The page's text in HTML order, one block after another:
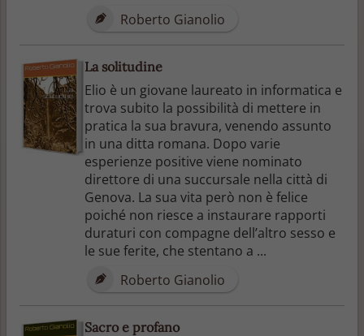
Roberto Gianolio
La solitudine
Elio è un giovane laureato in informatica e
trova subito la possibilità di mettere in
pratica la sua bravura, venendo assunto
in una ditta romana. Dopo varie
esperienze positive viene nominato
direttore di una succursale nella città di
Genova. La sua vita però non è felice
poiché non riesce a instaurare rapporti
duraturi con compagne dell’altro sesso e
le sue ferite, che stentano a ...
Roberto Gianolio
Sacro e profano